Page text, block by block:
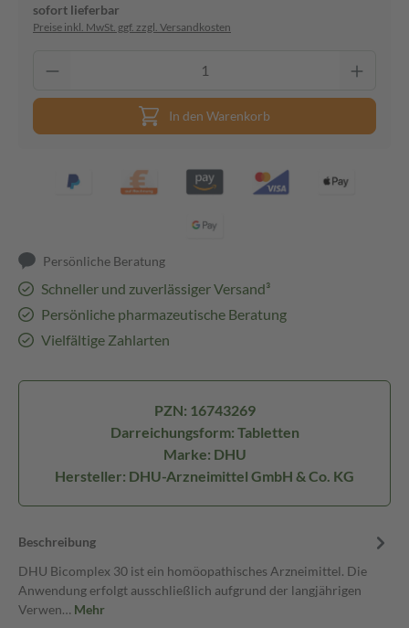
sofort lieferbar
Preise inkl. MwSt. ggf. zzgl. Versandkosten
In den Warenkorb
Persönliche Beratung
Schneller und zuverlässiger Versand³
Persönliche pharmazeutische Beratung
Vielfältige Zahlarten
PZN: 16743269
Darreichungsform: Tabletten
Marke: DHU
Hersteller: DHU-Arzneimittel GmbH & Co. KG
Beschreibung
DHU Bicomplex 30 ist ein homöopathisches Arzneimittel. Die
Anwendung erfolgt ausschließlich aufgrund der langjährigen
Verwen… Mehr